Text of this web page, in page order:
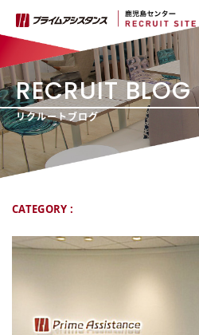
RECRUIT BLOG
リクルートブログ
CATEGORY :